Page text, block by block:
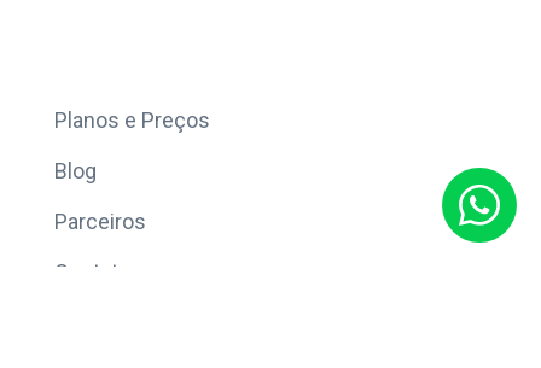
Planos e Preços
Blog
Parceiros
Contato